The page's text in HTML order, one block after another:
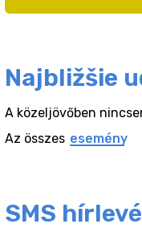
Najbližšie
A közeljövőben
Az összes esemény
SMS